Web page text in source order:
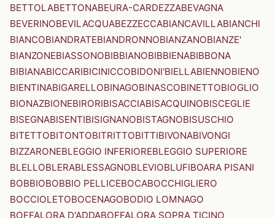
BETTOLABETTONABEURA-CARDEZZABEVAGNA
BEVERINOBEVILACQUABEZZECCABIANCAVILLABIANCHI
BIANCOBIANDRATEBIANDRONNOBIANZANOBIANZE'
BIANZONEBIASSONOBIBBIANOBIBBIENABIBBONA
BIBIANABICCARIBICINICCOBIDONI'BIELLABIENNOBIENO
BIENTINABIGARELLOBINAGOBINASCOBINETTOBIOGLIO
BIONAZBIONEBIRORIBISACCIABISACQUINOBISCEGLIE
BISEGNABISENTIBISIGNANOBISTAGNOBISUSCHIO
BITETTOBITONTOBITRITTOBITTIBIVONABIVONGI
BIZZARONEBLEGGIO INFERIOREBLEGGIO SUPERIORE
BLELLOBLERABLESSAGNOBLEVIOBLUFIBOARA PISANI
BOBBIOBOBBIO PELLICEBOCABOCCHIGLIERO
BOCCIOLETOBOCENAGOBODIO LOMNAGO
BOFFALORA D'ADDABOFFALORA SOPRA TICINO